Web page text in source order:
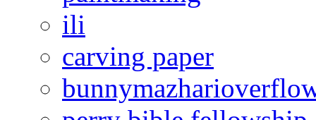
ili
carving paper